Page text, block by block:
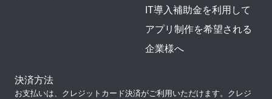
IT導入補助金を利用して
アプリ制作を希望される
企業様へ
決済方法
お支払いは、クレジットカード決済がご利用いただけます。クレジ